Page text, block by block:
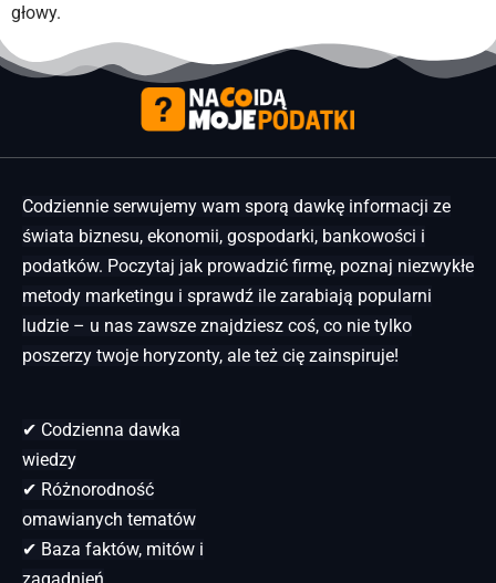
głowy.
Codziennie serwujemy wam sporą dawkę informacji ze
świata biznesu, ekonomii, gospodarki, bankowości i
podatków. Poczytaj jak prowadzić firmę, poznaj niezwykłe
metody marketingu i sprawdź ile zarabiają popularni
ludzie – u nas zawsze znajdziesz coś, co nie tylko
poszerzy twoje horyzonty, ale też cię zainspiruje!
✔ Codzienna dawka
wiedzy
✔ Różnorodność
omawianych tematów
✔ Baza faktów, mitów i